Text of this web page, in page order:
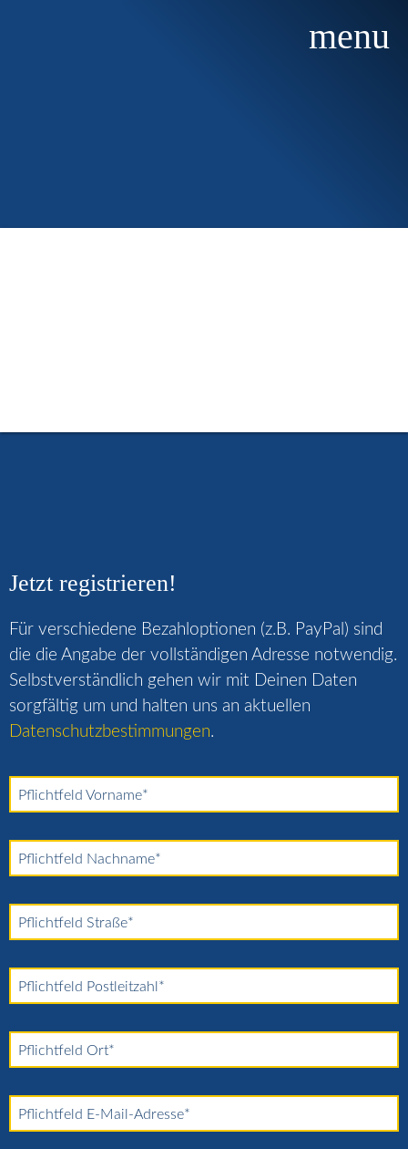
menu
Jetzt registrieren!
Für verschiedene Bezahloptionen (z.B. PayPal) sind
die die Angabe der vollständigen Adresse notwendig.
Selbstverständlich gehen wir mit Deinen Daten
sorgfältig um und halten uns an aktuellen
Datenschutzbestimmungen.
Pflichtfeld Vorname*
Pflichtfeld Nachname*
Pflichtfeld Straße*
Pflichtfeld Postleitzahl *
Pflichtfeld Ort*
Pflichtfeld E-Mail-Adresse*